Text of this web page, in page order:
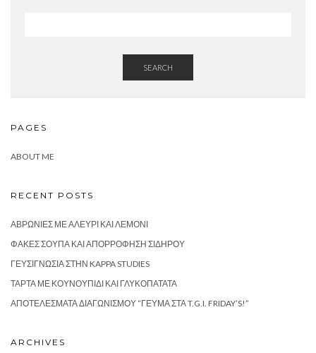
SEARCH
PAGES
ABOUT ME
RECENT POSTS
ΑΒΡΩΝΙΈΣ ΜΕ ΑΛΕΎΡΙ ΚΑΙ ΛΕΜΌΝΙ
ΦΑΚΈΣ ΣΟΎΠΑ ΚΑΙ ΑΠΟΡΡΌΦΗΣΗ ΣΙΔΉΡΟΥ
ΓΕΥΣΙΓΝΩΣΊΑ ΣΤΗΝ KAPPA STUDIES
ΤΆΡΤΑ ΜΕ ΚΟΥΝΟΥΠΊΔΙ ΚΑΙ ΓΛΥΚΟΠΑΤΆΤΑ
ΑΠΟΤΕΛΈΣΜΑΤΑ ΔΙΑΓΩΝΙΣΜΟΎ “ΓΕΎΜΑ ΣΤΑ T.G.I. FRIDAY’S!”
ARCHIVES